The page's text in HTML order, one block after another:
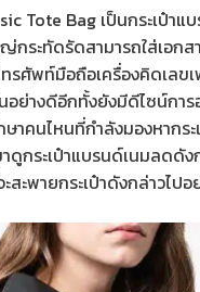
Tote Bag เป็นกระเป๋าแ
กระทัดรัดสามารถใส่เอก
รศัพท์มือถือเครื่องคิดเลข
ย่างดีอีกทั้งยังมีดีไซน์กา
าคนไหนที่กำลังมองหากร
ดูกระเป๋าแบรนด์เนมลดดั
สะพายกระเป๋าดังกล่าวไป